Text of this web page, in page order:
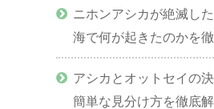
ニホンアシカが絶滅し
海で何が起きたのかを
アシカとオットセイの
簡単な見分け方を徹底